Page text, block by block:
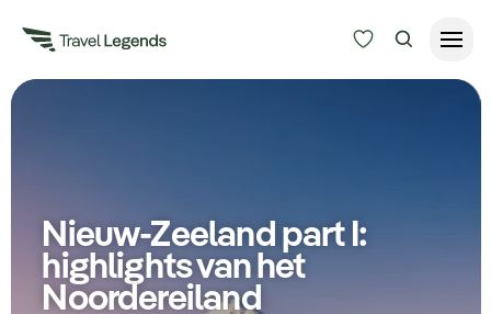
Type reizen
Bedrijfsreizen
Nieuw-Zeeland part I:
highlights van het
Noordereiland